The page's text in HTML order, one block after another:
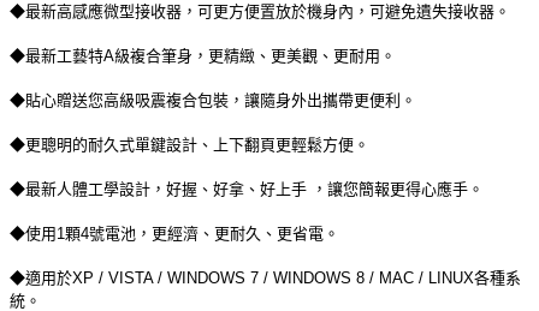
◆最新高感應微型接收器，可更方便置放於機身內，可避免遺失接收器。
◆最新工藝特A級複合筆身，更精緻、更美觀、更耐用。
◆貼心贈送您高級吸震複合包裝，讓隨身外出攜帶更便利。
◆更聰明的耐久式單鍵設計、上下翻頁更輕鬆方便。
◆最新人體工學設計，好握、好拿、好上手 ，讓您簡報更得心應手。
◆使用1顆4號電池，更經濟、更耐久、更省電。
◆適用於XP / VISTA / WINDOWS 7 / WINDOWS 8 / MAC / LINUX各種系
統。